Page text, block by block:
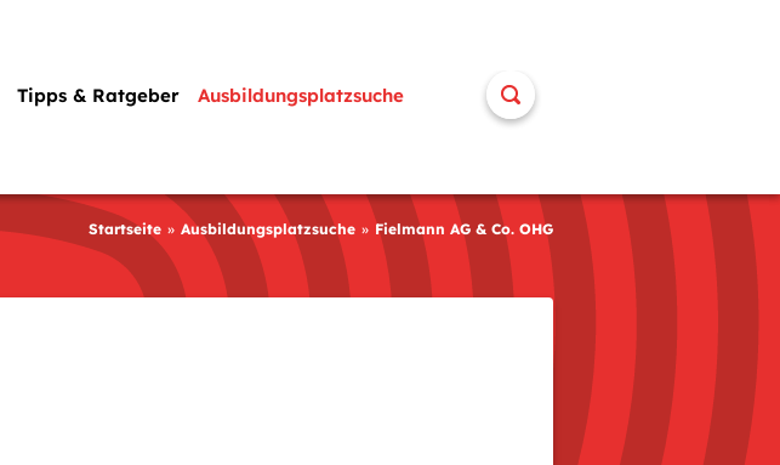
Tipps & Ratgeber Ausbildungsplatzsuche
Startseite Ausbildungsplatzsuche Fielmann AG & Co. OHG